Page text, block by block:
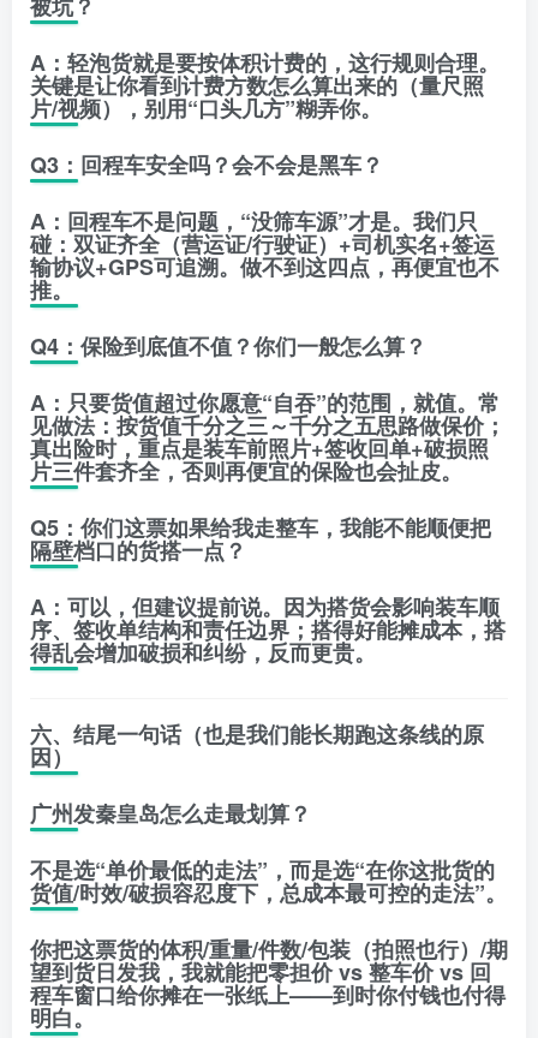
A：轻泡货就是要按体积计费的，这行规则合理。
关键是让你看到计费方数怎么算出来的 （量尺照
片/视频），别用“口头几方”糊弄你。
Q3：回程车安全吗？会不会是黑车？
A：回程车不是问题，“没筛车源”才是。我们只
碰：双证齐全（营运证/行驶证）+司机实名+签运
输协议+GPS可追溯。做不到这四点，再便宜也不
推。
Q4：保险到底值不值？你们一般怎么算？
A：只要货值超过你愿意“自吞”的范围，就值。常
见做法：按货值千分之三～千分之五思路做保价；
真出险时，重点是装车前照片+签收回单+破损照
片三件套齐全，否则再便宜的保险也会扯皮。
Q5：你们这票如果给我走整车，我能不能顺便把
隔壁档口的货搭一点？
A：可以，但建议提前说。因为搭货会影响装车顺
序、签收单结构和责任边界；搭得好能摊成本，搭
得乱会增加破损和纠纷，反而更贵。
六、结尾一句话（也是我们能长期跑这条线的原
因）
广州发秦皇岛怎么走最划算？
不是选“单价最低的走法”，而是选“在你这批货的
货值/时效/破损容忍度下，总成本最可控的走法”。
你把这票货的体积/重量/件数/包装（拍照也行）/期
望到货日发我，我就能把零担价 vs 整车价 vs 回
程车窗口给你摊在一张纸上——到时你付钱也付得
明白。